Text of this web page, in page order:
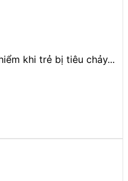
khi trẻ bị tiêu chảy...